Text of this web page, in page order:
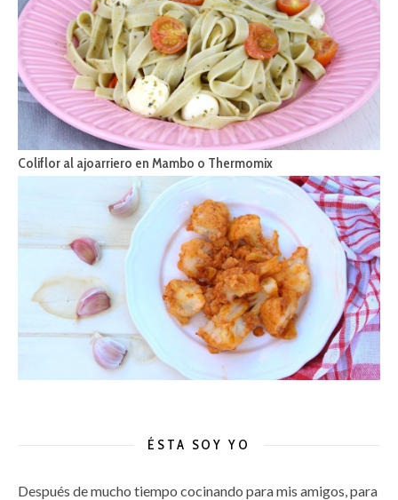
Coliflor al ajoarriero en Mambo o Thermomix
ÉSTA SOY YO
Después de mucho tiempo cocinando para mis amigos, para